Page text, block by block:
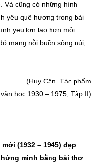
Và cũng có những hình
yêu quê hương trong bài
yêu lớn lao hơn mỗi
mang nỗi buồn sông núi,
Tác phẩm
văn học 1930 – 1975, Tập II)
(1932 – 1945) đẹp
minh bằng bài thơ